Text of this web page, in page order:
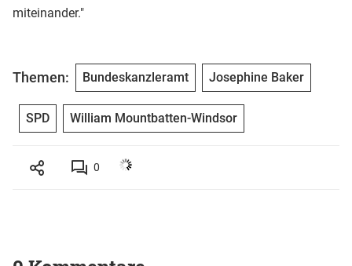
miteinander."
Themen: Bundeskanzleramt Josephine Baker
SPD William Mountbatten-Windsor
0